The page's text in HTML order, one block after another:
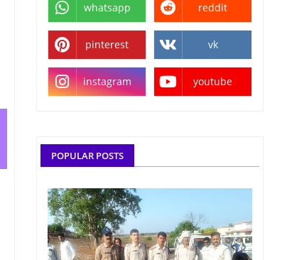
whatsapp reddit
pinterest vk
instagram youtube
POPULAR POSTS